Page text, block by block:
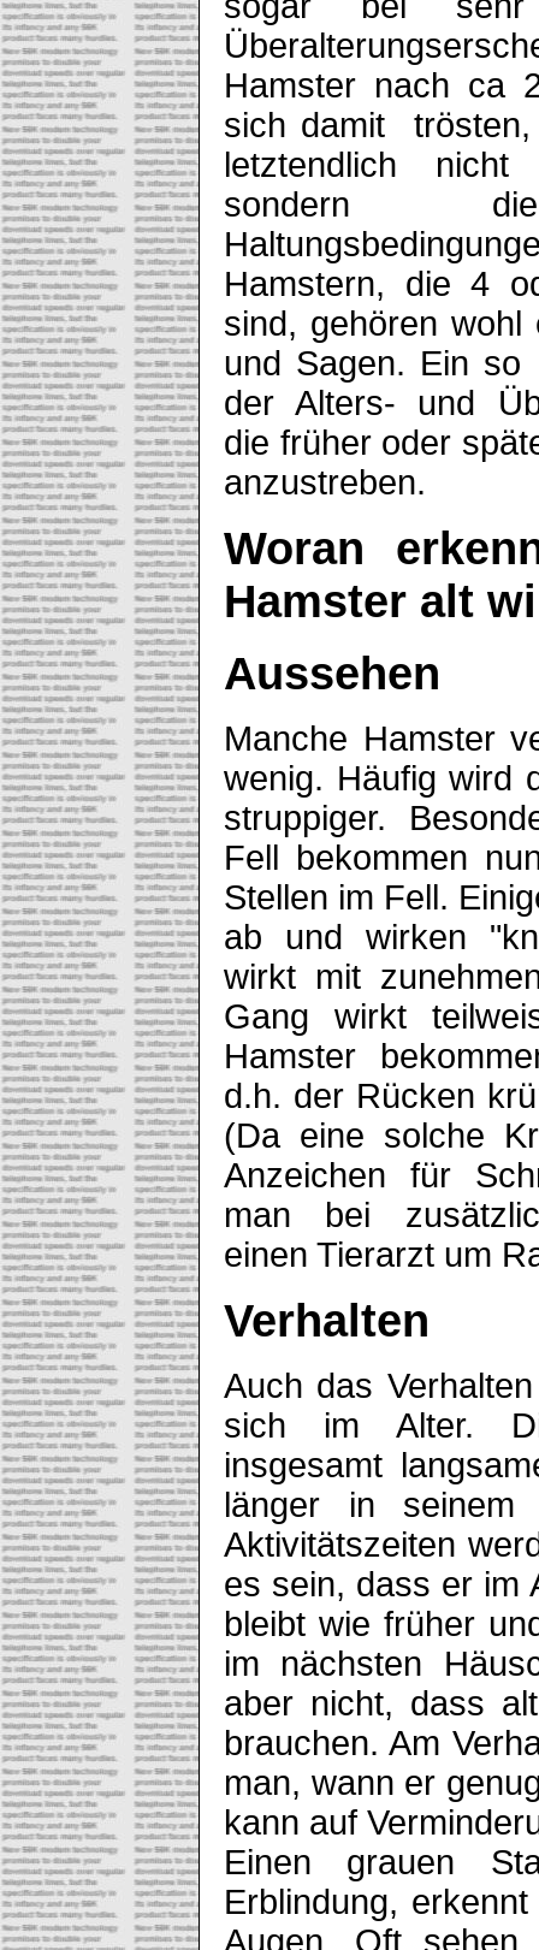
Hamster nach ca
sich damit
letztendlich
sondern die
Hamstern, die 4
sind, gehören
und Sagen. Ein so
der Alters- und
die früher oder
anzustreben.
Woran
Hamster alt
Aussehen
Manche Hamster
wenig. Häufig wird
struppiger.
Fell bekommen
Stellen im Fell.
ab und wirken
wirkt mit
Gang wirkt
Hamster
d.h. der Rücken
(Da eine solche
Anzeichen für
man bei
einen Tierarzt um
Verhalten
Auch das
sich im Alter.
insgesamt
länger in seinem
Aktivitätszeiten
es sein, dass er im
bleibt wie früher
im nächsten
aber nicht, dass
brauchen. Am
man, wann er
kann auf
Einen grauen
Erblindung,
Augen. Oft sehen